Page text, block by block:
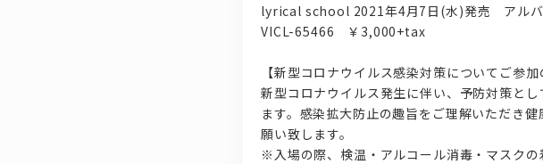
lyrical school 2021年4月7日(水)発売 アルバ
VICL-65466 ￥3,000+tax
【新型コロナウイルス感染対策についてご参加
新型コロナウイルス発生に伴い、予防対策と
ます。感染拡大防止の趣旨をご理解いただき
願い致します。
※入場の際、検温・アルコール消毒・マスク